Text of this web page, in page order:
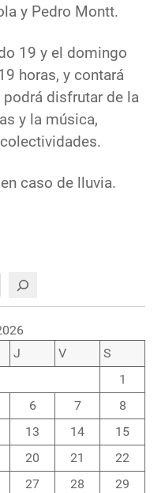
y Pedro Montt.
19 y el domingo
horas, y contará
disfrutar de la
y la música,
caso de lluvia.
J V
S
1
6 7
8
13 14
15
20 21
22
27 28
29